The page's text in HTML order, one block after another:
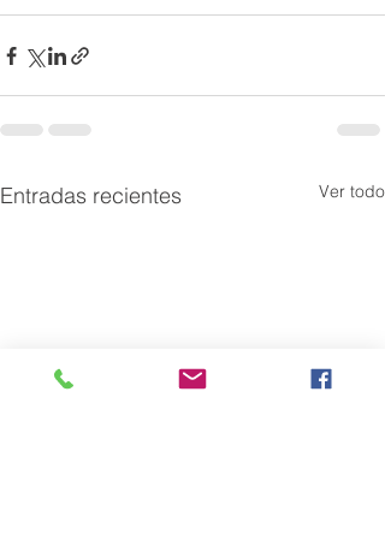
Entradas recientes Ver todo